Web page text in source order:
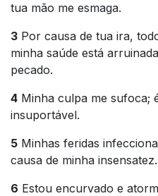
tua mão me esmaga.
3 Por causa de tua ira,
minha saúde está
pecado.
4 Minha culpa me sufoca;
insuportável.
5 Minhas feridas
causa de minha insensatez.
6 Estou encurvado e